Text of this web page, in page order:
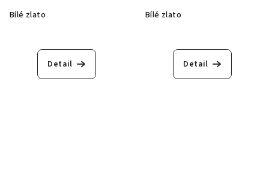
Bílé zlato
Detail
Bílé zlato
Detail